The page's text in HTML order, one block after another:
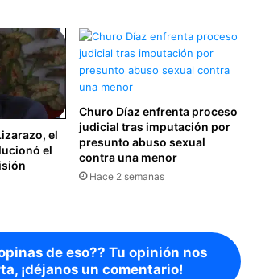
el
el
Churo Díaz enfrenta proceso
judicial tras imputación por
presunto abuso sexual
contra una menor
Hace 2 semanas
de eso?? Tu opinión nos
¡déjanos un comentario!